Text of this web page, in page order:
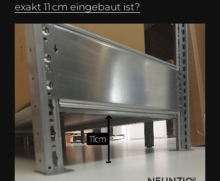
exakt 11 cm eingebaut ist?